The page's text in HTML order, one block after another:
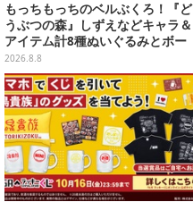
もっちもっちのベルぶくろ！『ど
うぶつの森』しずえなどキャラ＆
アイテム計8種ぬいぐるみとボー
ルチェーン付きマスコットが発売
2026.8.8